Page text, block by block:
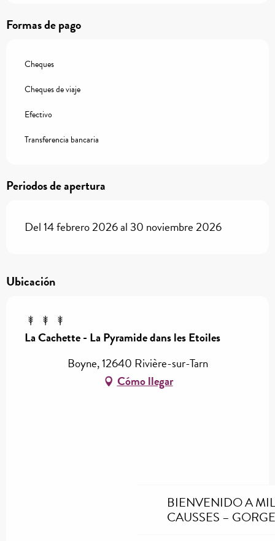
BIENVENIDO A
CAUSSES –
Formas de pago
Cheques
Cheques de viaje
Efectivo
Transferencia bancaria
Periodos de apertura
Del 14 febrero 2026 al 30 noviembre 2026
Ubicación
La Cachette - La Pyramide dans les Etoiles
Boyne, 12640 Rivière-sur-Tarn
Cómo llegar